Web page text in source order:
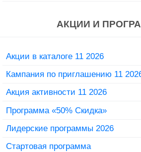
АКЦИИ И
Акции в каталоге 11 2026
Кампания по приглашению 11
Акция активности 11 2026
Программа «50% Скидка»
Лидерские программы 2026
Стартовая программа